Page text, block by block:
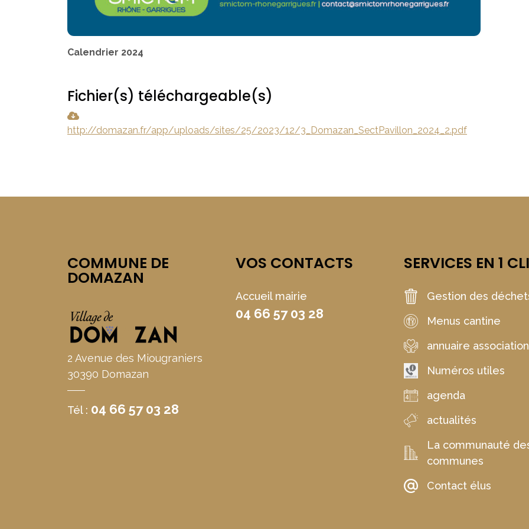
Calendrier 2024
Fichier(s) téléchargeable(s)
http://domazan.fr/app/uploads/sites/25/2023/12/3_Domazan_SectPavillon_2024_2.pdf
COMMUNE DE
DOMAZAN
2 Avenue des Miougraniers
30390 Domazan
Tél : 04 66 57 03 28
VOS CONTACTS
Accueil mairie
04 66 57 03 28
SERVICES EN 1
Gestion des
Menus cantine
annuaire
Numéros utiles
agenda
actualités
La communauté
communes
Contact élus